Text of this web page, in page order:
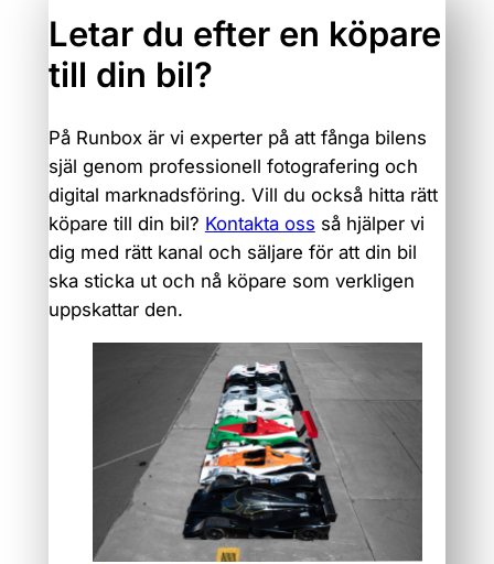
Letar du efter en köpare
till din bil?
På Runbox är vi experter på att fånga bilens
själ genom professionell fotografering och
digital marknadsföring. Vill du också hitta rätt
köpare till din bil? Kontakta oss så hjälper vi
dig med rätt kanal och säljare för att din bil
ska sticka ut och nå köpare som verkligen
uppskattar den.